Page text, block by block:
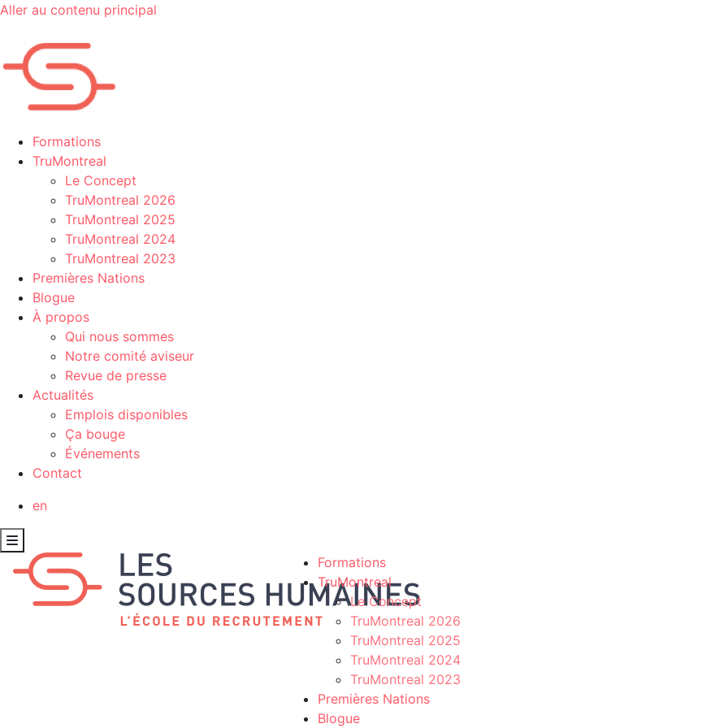
Aller au contenu principal
Formations
TruMontreal
Le Concept
TruMontreal 2026
TruMontreal 2025
TruMontreal 2024
TruMontreal 2023
Premières Nations
Blogue
À propos
Qui nous sommes
Notre comité aviseur
Revue de presse
Actualités
Emplois disponibles
Ça bouge
Événements
Contact
en
Formations
TruMontreal
Le Concept
TruMontreal 2026
TruMontreal 2025
TruMontreal 2024
TruMontreal 2023
Premières Nations
Blogue